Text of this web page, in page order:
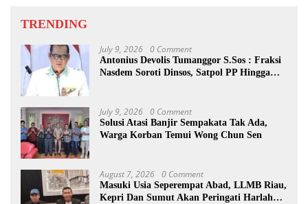
TRENDING
July 9, 2026 0 Comment
Antonius Devolis Tumanggor S.Sos : Fraksi
Nasdem Soroti Dinsos, Satpol PP Hingga
July 9, 2026 0 Comment
Solusi Atasi Banjir Sempakata Tak Ada,
Warga Korban Temui Wong Chun Sen
August 7, 2026 0 Comment
Masuki Usia Seperempat Abad, LLMB Riau,
Kepri Dan Sumut Akan Peringati Harlah